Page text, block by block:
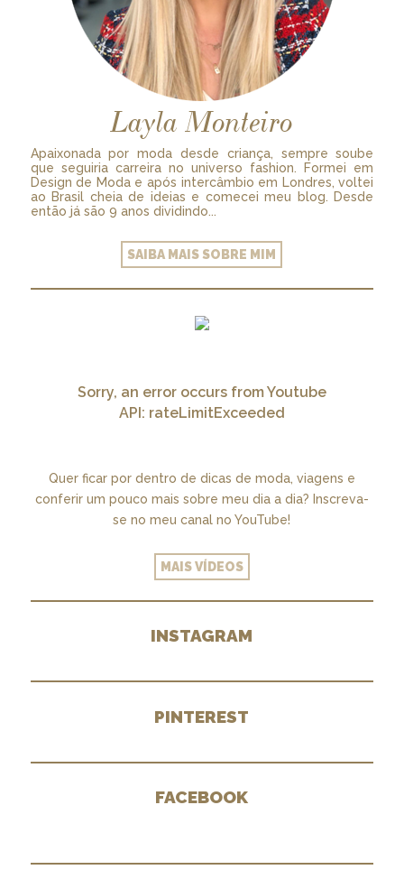
Layla Monteiro
Apaixonada por moda desde criança, sempre soube
que seguiria carreira no universo fashion. Formei em
Design de Moda e após intercâmbio em Londres, voltei
ao Brasil cheia de ideias e comecei meu blog. Desde
então já são 9 anos dividindo...
SAIBA MAIS SOBRE MIM
Sorry, an error occurs from Youtube
API: rateLimitExceeded
Quer ficar por dentro de dicas de moda, viagens e
conferir um pouco mais sobre meu dia a dia? Inscreva-
se no meu canal no YouTube!
MAIS VÍDEOS
INSTAGRAM
PINTEREST
FACEBOOK